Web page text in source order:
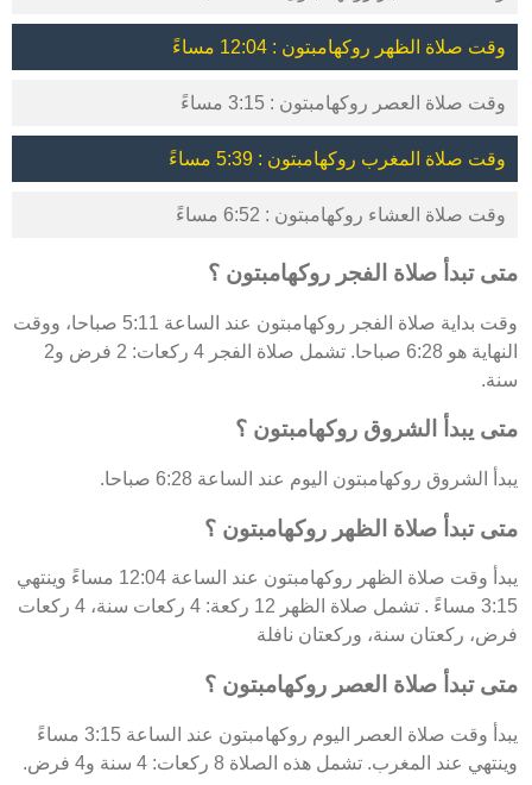
وقت صلاة الظهر روكهامبتون : 12:04 مساءً
وقت صلاة العصر روكهامبتون : 3:15 مساءً
وقت صلاة المغرب روكهامبتون : 5:39 مساءً
وقت صلاة العشاء روكهامبتون : 6:52 مساءً
متى تبدأ صلاة الفجر روكهامبتون ؟
وقت بداية صلاة الفجر روكهامبتون عند الساعة 5:11 صباحا، ووقت
النهاية هو 6:28 صباحا. تشمل صلاة الفجر 4 ركعات: 2 فرض و2
سنة.
متى يبدأ الشروق روكهامبتون ؟
يبدأ الشروق روكهامبتون اليوم عند الساعة 6:28 صباحا.
متى تبدأ صلاة الظهر روكهامبتون ؟
يبدأ وقت صلاة الظهر روكهامبتون عند الساعة 12:04 مساءً وينتهي
3:15 مساءً . تشمل صلاة الظهر 12 ركعة: 4 ركعات سنة، 4 ركعات
فرض، ركعتان سنة، وركعتان نافلة
متى تبدأ صلاة العصر روكهامبتون ؟
يبدأ وقت صلاة العصر اليوم روكهامبتون عند الساعة 3:15 مساءً
وينتهي عند المغرب. تشمل هذه الصلاة 8 ركعات: 4 سنة و4 فرض.